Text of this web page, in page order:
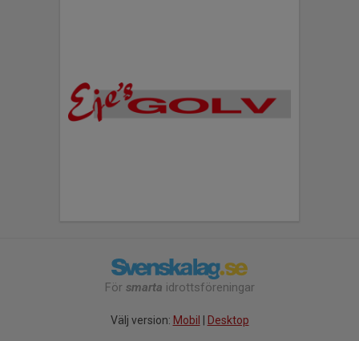
För smarta idrottsföreningar
Välj version: Mobil Desktop